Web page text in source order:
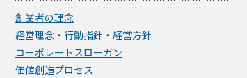
創業者の理念
経営理念・行動指針・経営方針
コーポレートスローガン
価値創造プロセス